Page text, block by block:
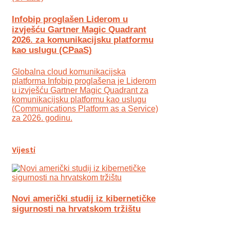
Infobip proglašen Liderom u
izvješću Gartner Magic Quadrant
2026. za komunikacijsku platformu
kao uslugu (CPaaS)
Globalna cloud komunikacijska
platforma Infobip proglašena je Liderom
u izvješću Gartner Magic Quadrant za
komunikacijsku platformu kao uslugu
(Communications Platform as a Service)
za 2026. godinu.
Vijesti
Novi američki studij iz kibernetičke
sigurnosti na hrvatskom tržištu